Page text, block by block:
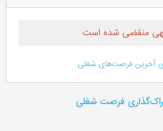
منقضی شده است
آخرین فرصت‌های شغلی
فرصت شغلی